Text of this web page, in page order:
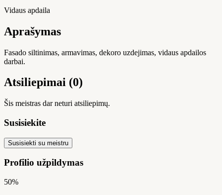
Vidaus apdaila
Aprašymas
Fasado siltinimas, armavimas, dekoro uzdejimas, vidaus apdailos
darbai.
Atsiliepimai (0)
Šis meistras dar neturi atsiliepimų.
Susisiekite
Susisiekti su meistru
Profilio užpildymas
50%